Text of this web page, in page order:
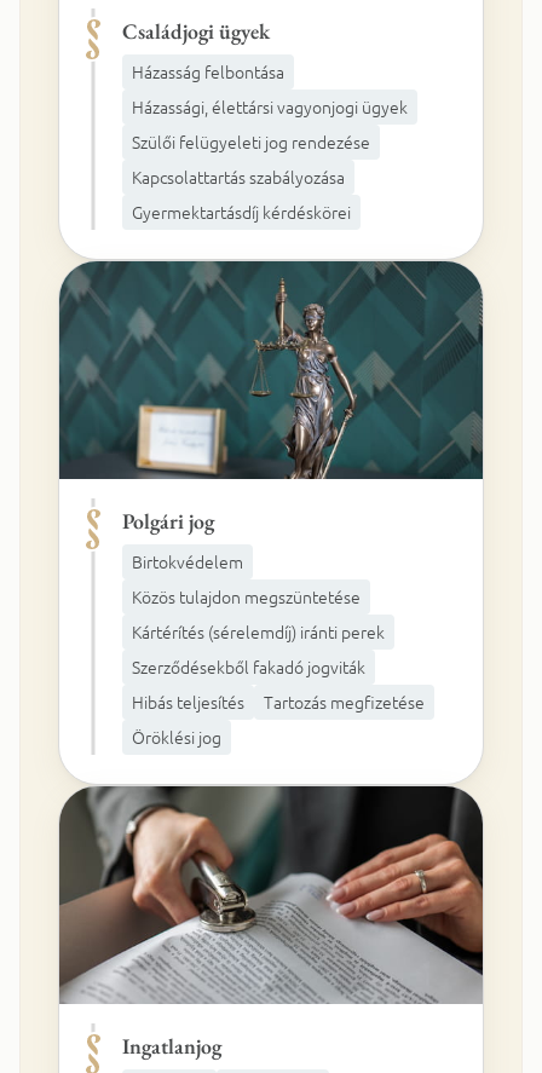
Családjogi ügyek
Házasság felbontása
Házassági, élettársi vagyonjogi ügyek
Szülői felügyeleti jog rendezése
Kapcsolattartás szabályozása
Gyermektartásdíj kérdéskörei
Polgári jog
Birtokvédelem
Közös tulajdon megszüntetése
Kártérítés (sérelemdíj) iránti perek
Szerződésekből fakadó jogviták
Hibás teljesítés
Tartozás megfizetése
Öröklési jog
Ingatlanjog